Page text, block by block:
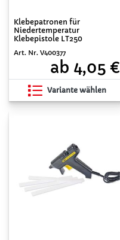
Klebepatronen für
Niedertemperatur
Klebepistole LT250
Art. Nr. V400377
ab 4,05 €
Variante wählen